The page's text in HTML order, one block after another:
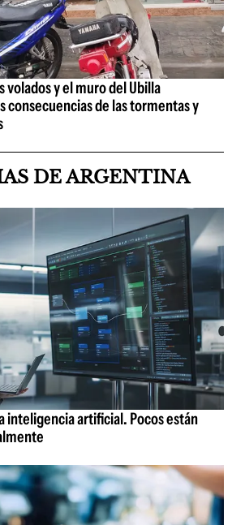
volados y el muro del Ubilla
de las tormentas y
DE ARGENTINA
inteligencia artificial. Pocos están